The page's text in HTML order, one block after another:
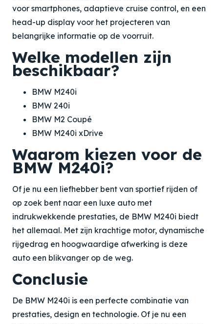
voor smartphones, adaptieve cruise control, en een
head-up display voor het projecteren van
belangrijke informatie op de voorruit.
Welke modellen zijn
beschikbaar?
BMW M240i
BMW 240i
BMW M2 Coupé
BMW M240i xDrive
Waarom kiezen voor de
BMW M240i?
Of je nu een liefhebber bent van sportief rijden of
op zoek bent naar een luxe auto met
indrukwekkende prestaties, de BMW M240i biedt
het allemaal. Met zijn krachtige motor, dynamische
rijgedrag en hoogwaardige afwerking is deze
auto een blikvanger op de weg.
Conclusie
De BMW M240i is een perfecte combinatie van
prestaties, design en technologie. Of je nu een